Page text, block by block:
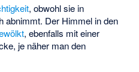
, obwohl sie in
abnimmt. Der Himmel in den
, ebenfalls mit einer
je näher man den